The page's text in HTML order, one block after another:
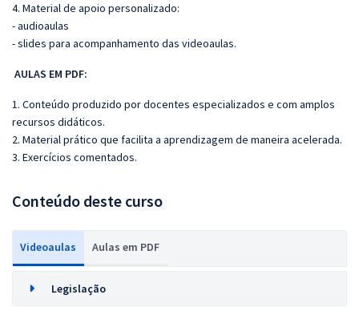
4. Material de apoio personalizado:
- audioaulas
- slides para acompanhamento das videoaulas.
AULAS EM PDF:
1. Conteúdo produzido por docentes especializados e com amplos
recursos didáticos.
2. Material prático que facilita a aprendizagem de maneira acelerada.
3. Exercícios comentados.
Conteúdo deste curso
Videoaulas Aulas em PDF
Legislação